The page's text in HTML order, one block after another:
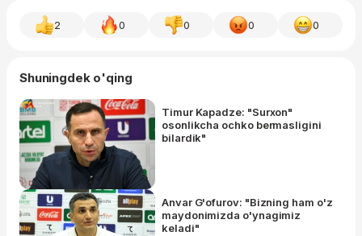
2 0 0 0 0
Shuningdek o'qing
Timur Kapadze: "Surxon"
osonlikcha ochko bermasligini
bilardik"
Anvar G'ofurov: "Bizning ham o'z
maydonimizda o'ynagimiz
keladi"